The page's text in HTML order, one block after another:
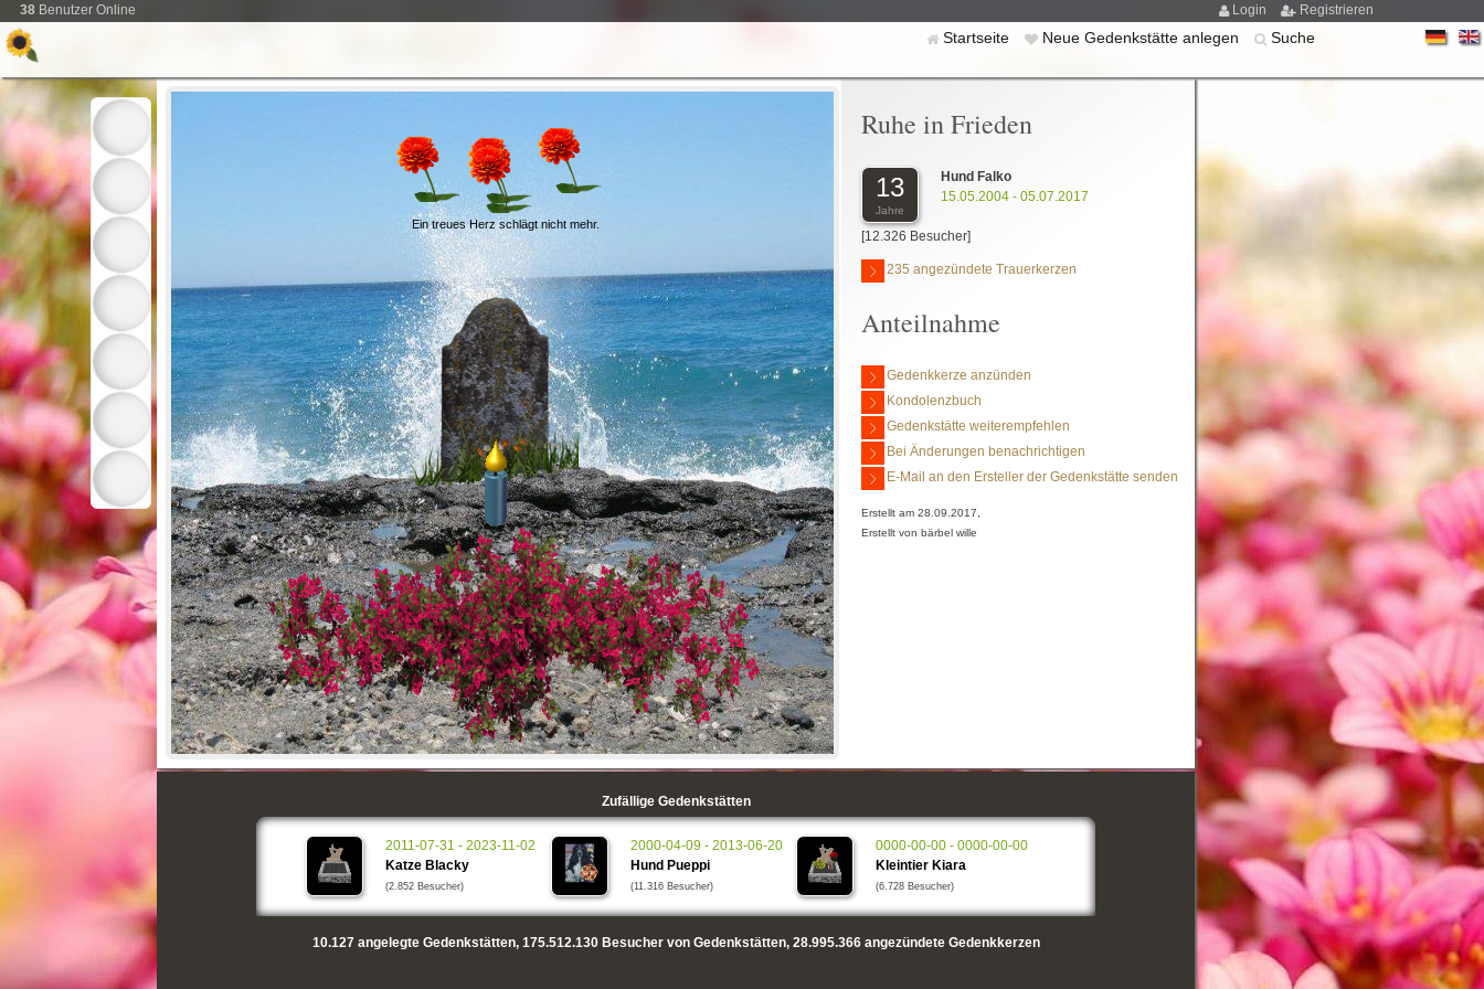
38 Benutzer Online Login Registrieren
Startseite Neue Gedenkstätte anlegen Suche
Ein treues Herz schlägt nicht mehr.
Ruhe in Frieden
13
Jahre
Hund Falko
15.05.2004 - 05.07.2017
[12.326 Besucher]
235 angezündete Trauerkerzen
Anteilnahme
Gedenkkerze anzünden
Kondolenzbuch
Gedenkstätte weiterempfehlen
Bei Änderungen benachrichtigen
E-Mail an den Ersteller der Gedenkstätte senden
Erstellt am 28.09.2017,
Erstellt von bärbel wille
Zufällige Gedenkstätten
2011-07-31 - 2023-11-02
Katze Blacky
(2.852 Besucher)
2000-04-09 - 2013-06-20
Hund Pueppi
(11.316 Besucher)
0000-00-00 - 0000-00-00
Kleintier Kiara
(6.728 Besucher)
10.127angelegte Gedenkstätten, 175.512.130Besucher von Gedenkstätten, 28.995.366angezündete Gedenkkerzen